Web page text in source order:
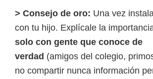
> Consejo de oro: Una vez
con tu hijo. Explícale la
solo con gente que conoce de
verdad (amigos del colegio,
no compartir nunca información